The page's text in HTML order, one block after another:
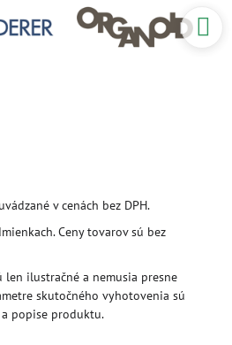
v cenách bez DPH.
Ceny tovarov sú bez
len ilustračné a nemusia presne
skutočného vyhotovenia sú
popise produktu.